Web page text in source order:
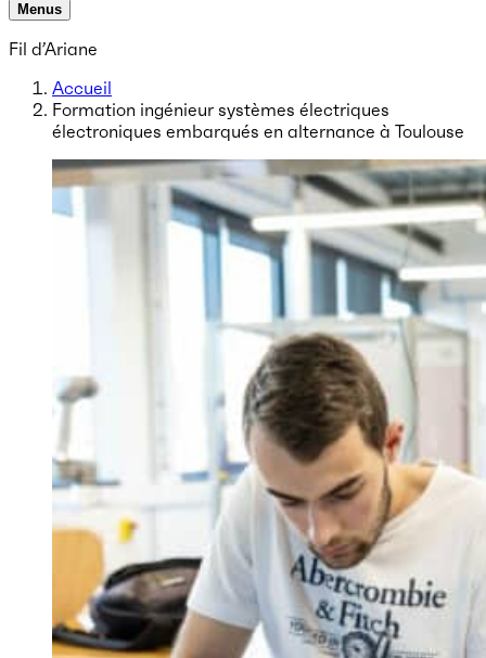
Menus
Fil d’Ariane
Accueil
Formation ingénieur systèmes électriques
électroniques embarqués en alternance à Toulouse